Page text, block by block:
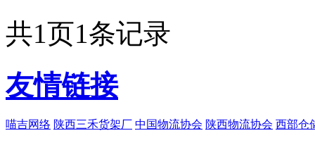
共1页1条记录
友情链接
喵吉网络 陕西三禾货架厂 中国物流协会 陕西物流协会 西部仓